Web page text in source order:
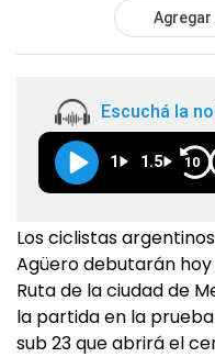
Agregar
Escuchá la
1 1.5 10
Los ciclistas
Agüero debutarán
Ruta de la ciudad de
la partida en la
sub 23 que abrirá el